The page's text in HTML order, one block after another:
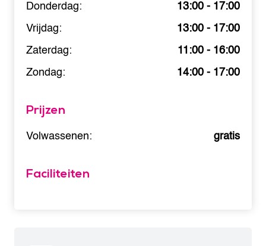
Donderdag:
13:00 - 17:00
Vrijdag:
13:00 - 17:00
Zaterdag:
11:00 - 16:00
Zondag:
14:00 - 17:00
Prijzen
Volwassenen: gratis
Faciliteiten